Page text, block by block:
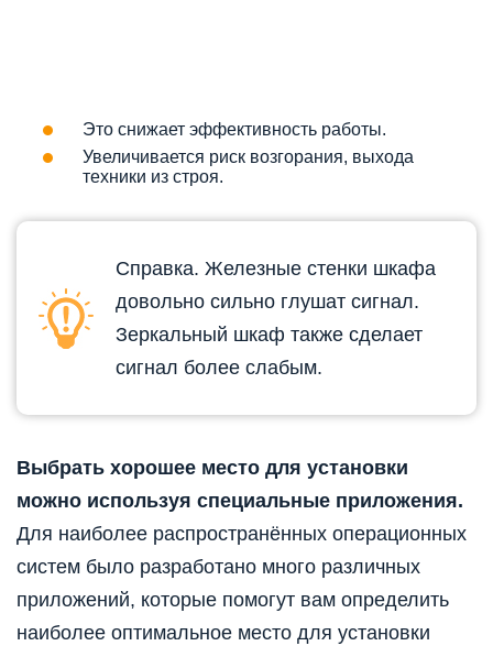
Это снижает эффективность работы.
Увеличивается риск возгорания, выхода
техники из строя.
Справка. Железные стенки шкафа
довольно сильно глушат сигнал.
Зеркальный шкаф также сделает
сигнал более слабым.
Выбрать хорошее место для установки
можно используя специальные приложения.
Для наиболее распространённых операционных
систем было разработано много различных
приложений, которые помогут вам определить
наиболее оптимальное место для установки